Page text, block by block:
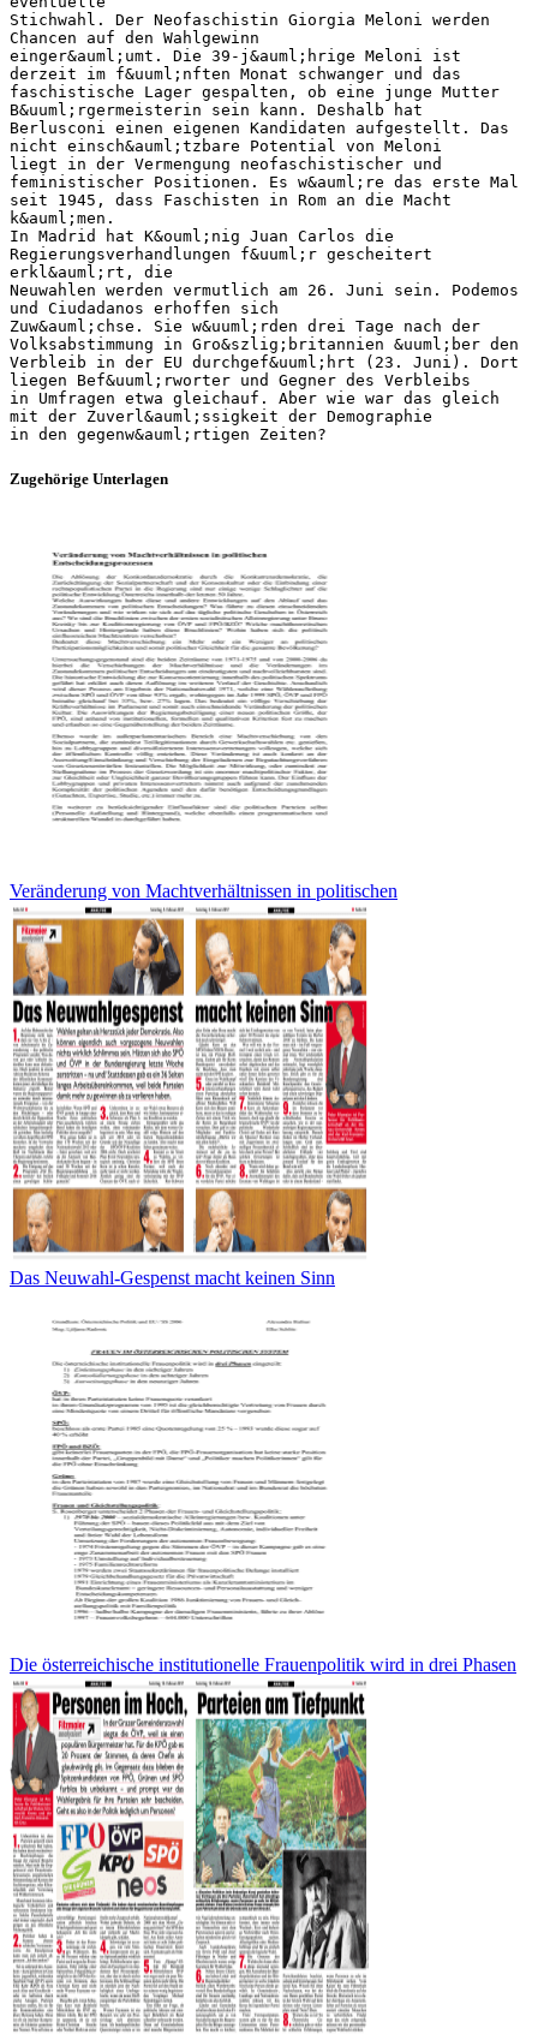
Stichwahl. Der Neofaschistin Giorgia Meloni werden
Chancen auf den Wahlgewinn
einger&auml;umt. Die 39-j&auml;hrige Meloni ist
derzeit im f&uuml;nften Monat schwanger und das
faschistische Lager gespalten, ob eine junge Mutter
B&uuml;rgermeisterin sein kann. Deshalb hat
Berlusconi einen eigenen Kandidaten aufgestellt. Das
nicht einsch&auml;tzbare Potential von Meloni
liegt in der Vermengung neofaschistischer und
feministischer Positionen. Es w&auml;re das erste Mal
seit 1945, dass Faschisten in Rom an die Macht
k&auml;men.
In Madrid hat K&ouml;nig Juan Carlos die
Regierungsverhandlungen f&uuml;r gescheitert
erkl&auml;rt, die
Neuwahlen werden vermutlich am 26. Juni sein. Podemos
und Ciudadanos erhoffen sich
Zuw&auml;chse. Sie w&uuml;rden drei Tage nach der
Volksabstimmung in Gro&szlig;britannien &uuml;ber den
Verbleib in der EU durchgef&uuml;hrt (23. Juni). Dort
liegen Bef&uuml;rworter und Gegner des Verbleibs
in Umfragen etwa gleichauf. Aber wie war das gleich
mit der Zuverl&auml;ssigkeit der Demographie
Zugehörige Unterlagen
Veränderung von Machtverhältnissen in politischen
Das Neuwahl-Gespenst macht keinen Sinn
Die österreichische institutionelle Frauenpolitik wird in drei Phasen